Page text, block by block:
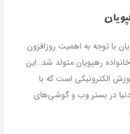
با توجه به اهمیت روزافزون
برخط در سال ۱۳۹۶ در خانواده رهپویان متولد شد. این
الکترونیکی است که با
دنیا در بستر وب و گوشی‌های